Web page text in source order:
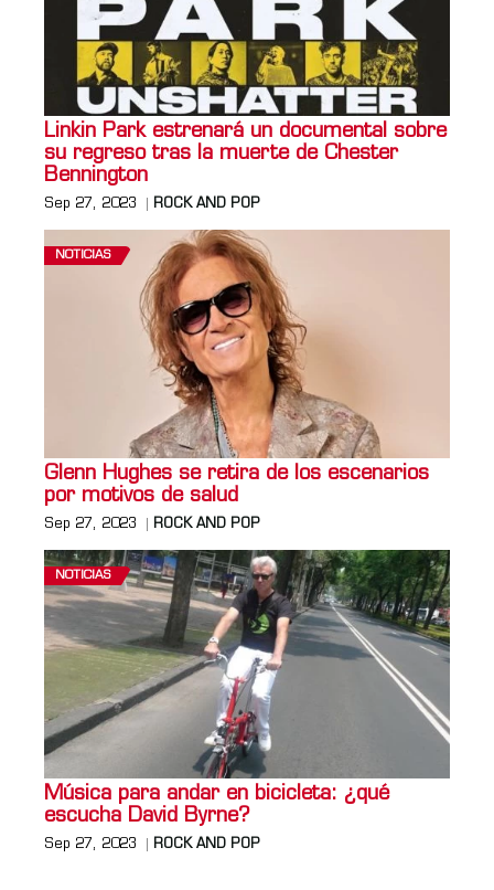
Linkin Park estrenará un documental sobre
su regreso tras la muerte de Chester
Bennington
Sep 27, 2023 ROCK AND POP
NOTICIAS
Glenn Hughes se retira de los escenarios
por motivos de salud
Sep 27, 2023 ROCK AND POP
NOTICIAS
Música para andar en bicicleta: ¿qué
escucha David Byrne?
Sep 27, 2023 ROCK AND POP